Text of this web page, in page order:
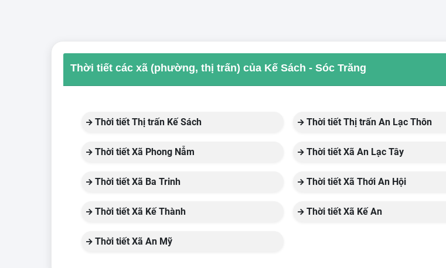
Thời tiết các xã (phường, thị trấn) của Kế Sách - Sóc Trăng
Thời tiết Thị trấn Kế Sách Thời tiết Thị trấn An Lạc Thôn
Thời tiết Xã Phong Nẫm Thời tiết Xã An Lạc Tây
Thời tiết Xã Ba Trinh Thời tiết Xã Thới An Hội
Thời tiết Xã Kế Thành Thời tiết Xã Kế An
Thời tiết Xã An Mỹ